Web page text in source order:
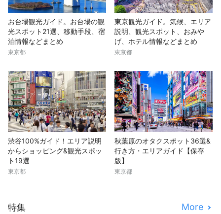
お台場観光ガイド。お台場の観
光スポット21選、移動手段、宿
泊情報などまとめ
東京都
東京観光ガイド。気候、エリア
説明、観光スポット、おみや
げ、ホテル情報などまとめ
東京都
渋谷100%ガイド！エリア説明
からショッピング&観光スポッ
ト19選
東京都
秋葉原のオタクスポット36選&
行き方・エリアガイド【保存
版】
東京都
特集 More